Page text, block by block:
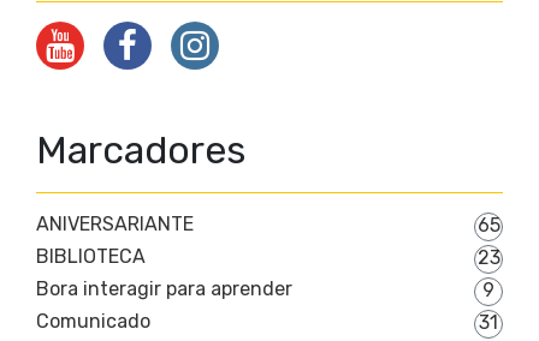
Marcadores
ANIVERSARIANTE
65
BIBLIOTECA
23
Bora interagir para aprender
9
Comunicado
31